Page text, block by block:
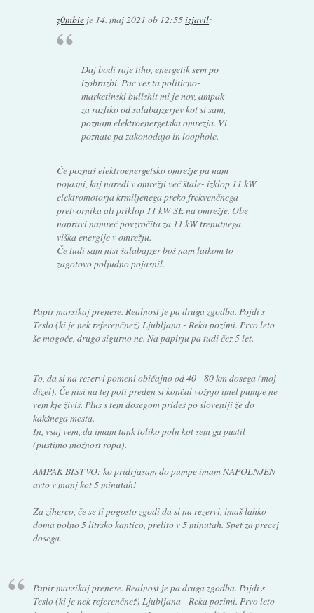
z0mbie je 14. maj 2021 ob 12:55izjavil:
Daj bodi raje tiho, energetik sem po
izobrazbi. Pac ves ta politicno-
marketinski bullshit mi je nov, ampak
za razliko od salabajzerjev kot si sam,
poznam elektroenergetska omrezja. Vi
poznate pa zakonodajo in loophole.
Če poznaš elektroenergetsko omrežje pa nam
pojasni, kaj naredi v omrežji več štale- izklop 11 kW
elektromotorja krmiljenega preko frekvenčnega
pretvornika ali priklop 11 kW SE na omrežje. Obe
napravi namreč povzročita za 11 kW trenutnega
viška energije v omrežju.
Če tudi sam nisi šalabajzer boš nam laikom to
zagotovo poljudno pojasnil.
Papir marsikaj prenese. Realnost je pa druga zgodba. Pojdi s
Teslo (ki je nek referenčnež) Ljubljana - Reka pozimi. Prvo leto
še mogoče, drugo sigurno ne. Na papirju pa tudi čez 5 let.
To, da si na rezervi pomeni običajno od 40 - 80 km dosega (moj
dizel). Če nisi na tej poti preden si končal vožnjo imel pumpe ne
vem kje živiš. Plus s tem dosegom prideš po sloveniji že do
kakšnega mesta.
In, vsaj vem, da imam tank toliko poln kot sem ga pustil
(pustimo možnost ropa).
AMPAK BISTVO: ko pridrjasam do pumpe imam NAPOLNJEN
avto v manj kot 5 minutah!
Za ziherco, če se ti pogosto zgodi da si na rezervi, imaš lahko
doma polno 5 litrsko kantico, prelito v 5 minutah. Spet za precej
dosega.
Papir marsikaj prenese. Realnost je pa druga zgodba. Pojdi s
Teslo (ki je nek referenčnež) Ljubljana - Reka pozimi. Prvo leto